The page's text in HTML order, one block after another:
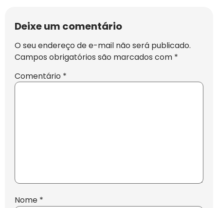
Deixe um comentário
O seu endereço de e-mail não será publicado.
Campos obrigatórios são marcados com *
Comentário *
Nome *